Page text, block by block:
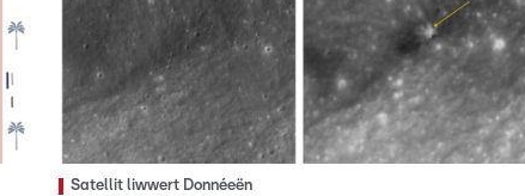
Satellit liwwert Donnéeën